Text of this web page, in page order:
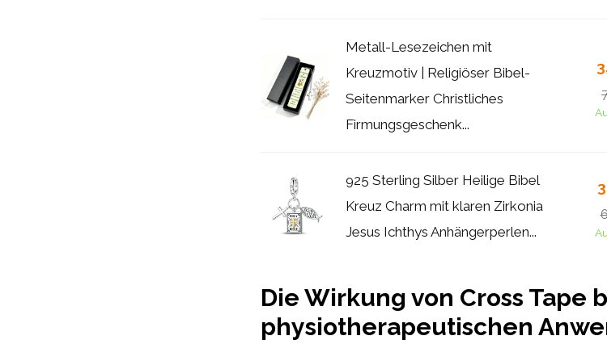
Metall-Lesezeichen mit
Kreuzmotiv | Religiöser Bibel-
Seitenmarker Christliches
Firmungsgeschenk...
925 Sterling Silber Heilige Bibel
Kreuz Charm mit klaren Zirkonia
Jesus Ichthys Anhängerperlen...
Die Wirkung von Cross Tape
physiotherapeutischen